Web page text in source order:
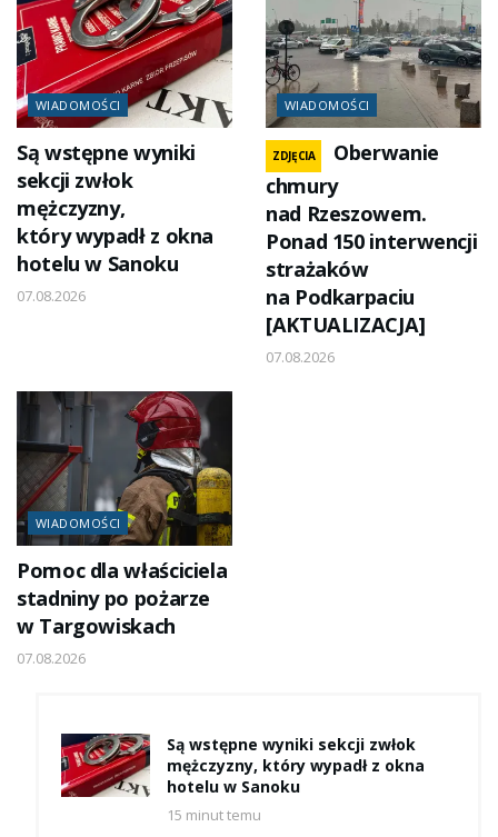
WIADOMOŚCI
Są wstępne wyniki
sekcji zwłok
mężczyzny,
który wypadł z okna
hotelu w Sanoku
07.08.2026
WIADOMOŚCI
ZDJĘCIA
Oberwanie
chmury
nad Rzeszowem.
Ponad 150 interwencji
strażaków
na Podkarpaciu
[AKTUALIZACJA]
07.08.2026
WIADOMOŚCI
Pomoc dla właściciela
stadniny po pożarze
w Targowiskach
07.08.2026
Są wstępne wyniki sekcji zwłok
mężczyzny, który wypadł z okna
hotelu w Sanoku
15 minut temu